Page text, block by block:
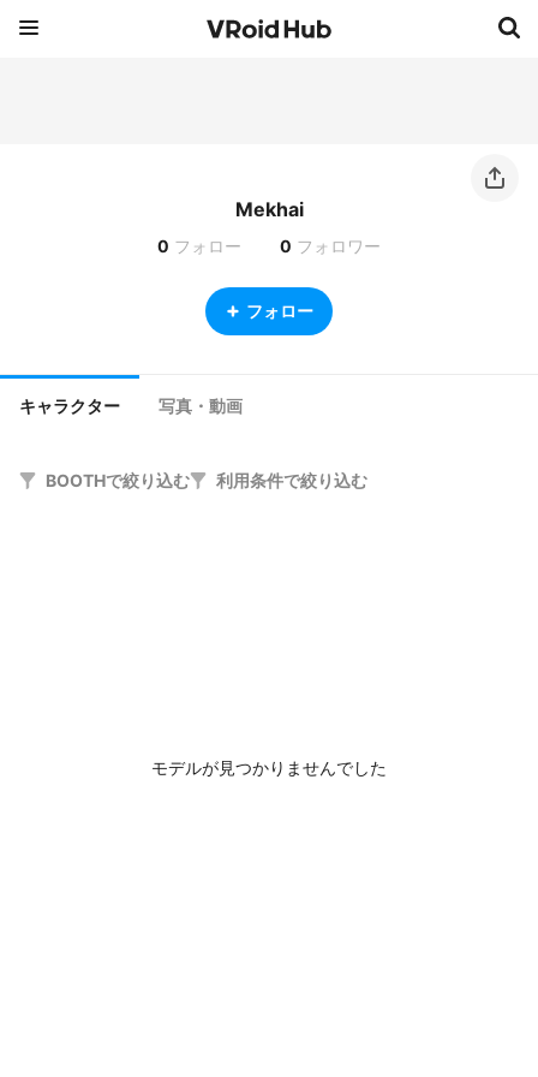
Mekhai
0 フォロー 0 フォロワー
フォロー
キャラクター 写真・動画
BOOTHで絞り込む 利用条件で絞り込む
モデルが見つかりませんでした